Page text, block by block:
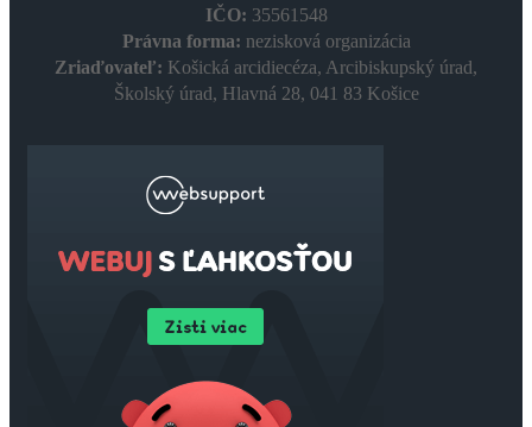
IČO: 35561548
Právna forma: nezisková organizácia
Zriaďovateľ: Košická arcidiecéza, Arcibiskupský úrad,
Školský úrad, Hlavná 28, 041 83 Košice